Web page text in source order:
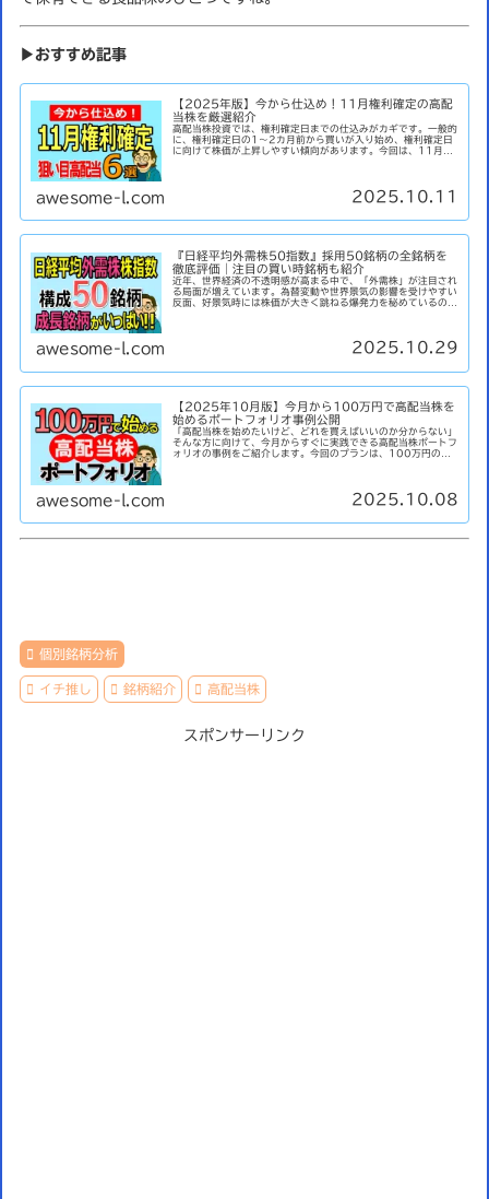
▶おすすめ記事
【2025年版】今から仕込め！11月権利確定の高配
当株を厳選紹介
高配当株投資では、権利確定日までの仕込みがカギです。一般的
に、権利確定日の1〜2カ月前から買いが入り始め、権利確定日
に向けて株価が上昇しやすい傾向があります。今回は、11月に
awesome-l.com 2025.10.11
『日経平均外需株50指数』採用50銘柄の全銘柄を
徹底評価｜注目の買い時銘柄も紹介
近年、世界経済の不透明感が高まる中で、「外需株」が注目され
る局面が増えています。為替変動や世界景気の影響を受けやすい
反面、好景気時には株価が大きく跳ねる爆発力を秘めているのも
awesome-l.com 2025.10.29
【2025年10月版】今月から100万円で高配当株を
始めるポートフォリオ事例公開
「高配当株を始めたいけど、どれを買えばいいのか分からない」
そんな方に向けて、今月からすぐに実践できる高配当株ポートフ
ォリオの事例をご紹介します。今回のプランは、100万円の元
awesome-l.com 2025.10.08
個別銘柄分析
イチ推し 銘柄紹介 高配当株
スポンサーリンク